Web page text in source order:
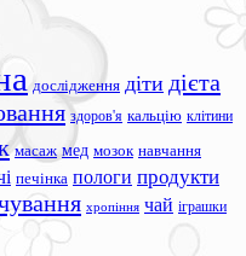
дослідження діти дієта
здоров'я кальцію клітини
масаж мед мозок навчання
печінка пологи продукти
хропіння чай іграшки